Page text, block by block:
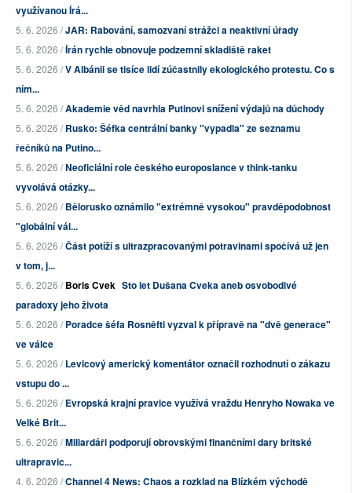
využívanou Írá...
5. 6. 2026 /JAR: Rabování, samozvaní strážci a neaktivní úřady
5. 6. 2026 /Írán rychle obnovuje podzemní skladiště raket
5. 6. 2026 /V Albánii se tisíce lidí zúčastnily ekologického protestu. Co s
ním...
5. 6. 2026 /Akademie věd navrhla Putinovi snížení výdajů na důchody
5. 6. 2026 /Rusko: Šéfka centrální banky "vypadla" ze seznamu
řečníků na Putino...
5. 6. 2026 /Neoficiální role českého europoslance v think-tanku
vyvolává otázky...
5. 6. 2026 /Bělorusko oznámilo "extrémně vysokou" pravděpodobnost
"globální vál...
5. 6. 2026 /Část potíží s ultrazpracovanými potravinami spočívá už jen
v tom, j...
5. 6. 2026 /Boris Cvek Sto let Dušana Cveka aneb osvobodivé
paradoxy jeho života
5. 6. 2026 /Poradce šéfa Rosněfti vyzval k přípravě na "dvě generace"
ve válce
5. 6. 2026 /Levicový americký komentátor označil rozhodnutí o zákazu
vstupu do ...
5. 6. 2026 /Evropská krajní pravice využívá vraždu Henryho Nowaka ve
Velké Brit...
5. 6. 2026 /Miliardáři podporují obrovskými finančními dary britské
ultrapravic...
4. 6. 2026 /Channel 4 News: Chaos a rozklad na Blízkém východě